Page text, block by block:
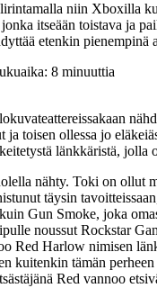
niin Xboxilla
itseään toistava ja
etenkin pienempinä
8 minuuttia
ja toisen ollessa jo
länkkäristä, jolla
nähty. Toki on ollut
täysin
Gun Smoke, joka
noussut Rockstar
Red Harlow nimisen
kuitenkin tämän
Red vannoo